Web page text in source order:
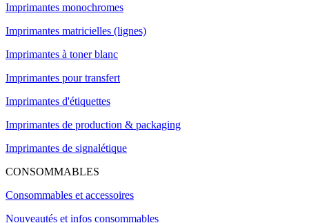
Imprimantes monochromes
Imprimantes matricielles (lignes)
Imprimantes à toner blanc
Imprimantes pour transfert
Imprimantes d'étiquettes
Imprimantes de production & packaging
Imprimantes de signalétique
CONSOMMABLES
Consommables et accessoires
Nouveautés et infos consommables